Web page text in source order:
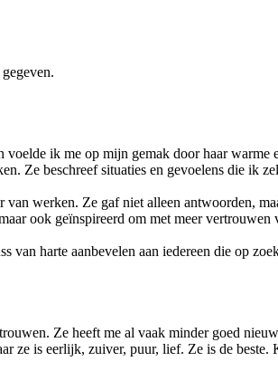
ik me op mijn gemak door haar
Ze beschreef situaties en gevoelens die ik
van werken. Ze gaf niet alleen antwoorden,
ook geïnspireerd om met meer vertrouwen
van harte aanbevelen aan iedereen die op
Ze heeft me al vaak minder goed
ze is eerlijk, zuiver, puur, lief. Ze is de beste.